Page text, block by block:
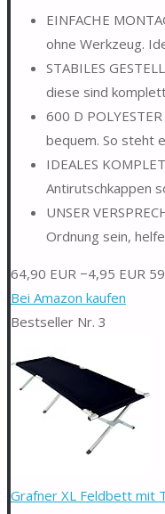
EINFACHE
ohne Werkzeug.
STABILES
diese sind
600 D
bequem. So steht
IDEALES
Antirutschkappen
UNSER
Ordnung sein,
64,90 EUR −4,95 EUR
Bei Amazon kaufen
Bestseller Nr. 3
Grafner XL Feldbett mit